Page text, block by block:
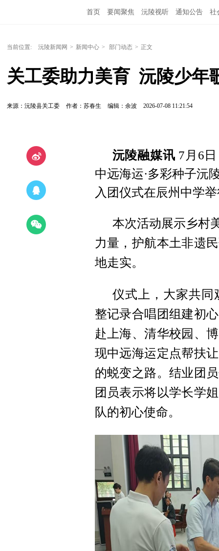
首页 要闻聚焦 沅陵视听 通知公告 社
当前位置: 沅陵新闻网 > 新闻中心 > 部门动态 > 正文
关工委助力美育  沅陵少年
来源：沅陵县关工委 作者：苏春生 编辑：余波 2026-07-08 11:21:54
沅陵融媒讯 7月6
中远海运·多彩种子沅
入团仪式在辰州中学
本次活动展示乡村
力量，护航本土非遗
地走实。
仪式上，大家共同
整记录合唱团组建初
赴上海、清华校园、
现中远海运定点帮扶
的蜕变之路。结业团
团员表示将以学长学
队的初心使命。